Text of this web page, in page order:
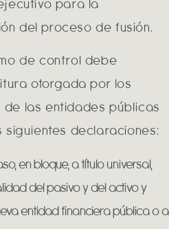
para la
del proceso de fusión.
de control debe
otorgada por los
las entidades públicas
siguientes declaraciones:
en bloque, a título universal,
del pasivo y del activo y
entidad financiera pública o a